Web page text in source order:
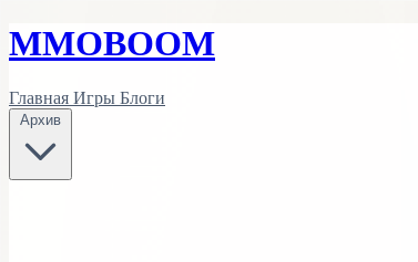
MMOBOOM
Главная Игры Блоги
Архив